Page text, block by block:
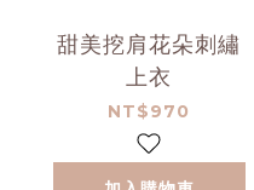
甜美挖肩花朵刺繡
上衣
NT$970